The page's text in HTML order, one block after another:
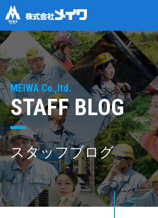
MEIWA Co.,ltd.
STAFF BLOG
スタッフブログ